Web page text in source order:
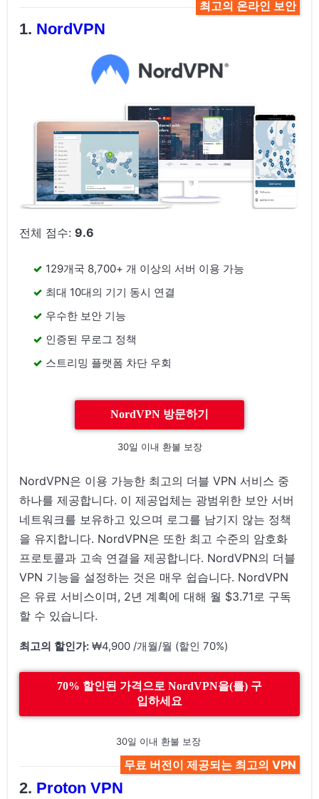
최고의 온라인 보안
NordVPN
전체 점수:9.6
129개국 8,700+ 개 이상의 서버 이용 가능
최대 10대의 기기 동시 연결
우수한 보안 기능
인증된 무로그 정책
스트리밍 플랫폼 차단 우회
NordVPN 방문하기
30일 이내 환불 보장
NordVPN은 이용 가능한 최고의 더블 VPN 서비스 중
하나를 제공합니다. 이 제공업체는 광범위한 보안 서버
네트워크를 보유하고 있으며 로그를 남기지 않는 정책
을 유지합니다. NordVPN은 또한 최고 수준의 암호화
프로토콜과 고속 연결을 제공합니다. NordVPN의 더블
VPN 기능을 설정하는 것은 매우 쉽습니다. NordVPN
은 유료 서비스이며, 2년 계획에 대해 월 $3.71로 구독
할 수 있습니다.
최고의 할인가: ₩4,900 /개월/월 (할인 70%)
70% 할인된 가격으로 NordVPN을(를) 구
입하세요
30일 이내 환불 보장
무료 버전이 제공되는 최고의 VPN
Proton VPN